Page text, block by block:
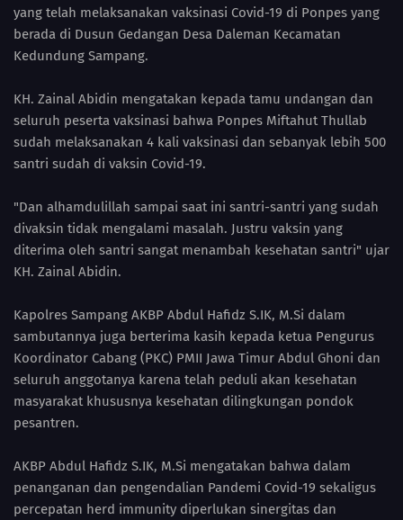
yang telah melaksanakan vaksinasi Covid-19 di Ponpes yang
berada di Dusun Gedangan Desa Daleman Kecamatan
Kedundung Sampang.
KH. Zainal Abidin mengatakan kepada tamu undangan dan
seluruh peserta vaksinasi bahwa Ponpes Miftahut Thullab
sudah melaksanakan 4 kali vaksinasi dan sebanyak lebih 500
santri sudah di vaksin Covid-19.
"Dan alhamdulillah sampai saat ini santri-santri yang sudah
divaksin tidak mengalami masalah. Justru vaksin yang
diterima oleh santri sangat menambah kesehatan santri" ujar
KH. Zainal Abidin.
Kapolres Sampang AKBP Abdul Hafidz S.IK, M.Si dalam
sambutannya juga berterima kasih kepada ketua Pengurus
Koordinator Cabang (PKC) PMII Jawa Timur Abdul Ghoni dan
seluruh anggotanya karena telah peduli akan kesehatan
masyarakat khususnya kesehatan dilingkungan pondok
pesantren.
AKBP Abdul Hafidz S.IK, M.Si mengatakan bahwa dalam
penanganan dan pengendalian Pandemi Covid-19 sekaligus
percepatan herd immunity diperlukan sinergitas dan